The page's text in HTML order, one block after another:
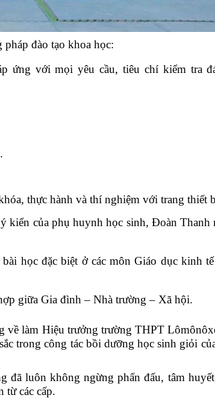
đào tạo khoa học:
ứng với mọi yêu cầu, tiêu chí kiểm tra
thực hành và thí nghiệm với trang thiết
kiển của phụ huynh học sinh, Đoàn Thanh
học đặc biệt ở các môn Giáo dục kinh
giữa Gia đình – Nhà trường – Xã hội.
về làm Hiệu trưởng trường THPT
trong công tác bồi dưỡng học sinh giỏi
đã luôn không ngừng phấn đấu, tâm
từ các cấp.